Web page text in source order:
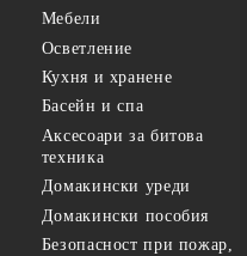
Мебели
Осветление
Кухня и хранене
Басейн и спа
Аксесоари за битова
техника
Домакински уреди
Домакински пособия
Безопасност при пожар,